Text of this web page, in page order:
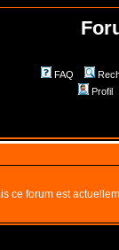
FAQ
Profil
ce forum est